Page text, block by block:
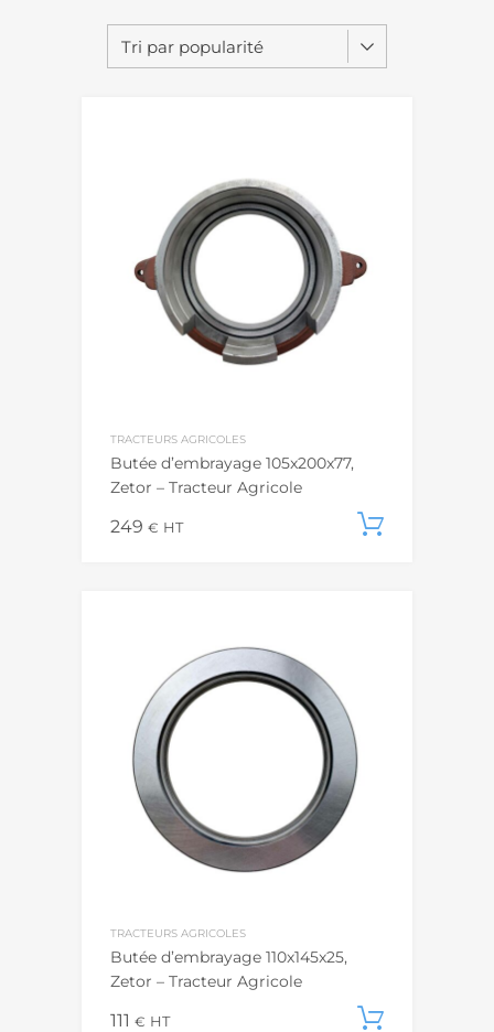
TRACTEURS AGRICOLES
Butée d’embrayage 105x200x77,
Zetor – Tracteur Agricole
249 € HT
TRACTEURS AGRICOLES
Butée d’embrayage 110x145x25,
Zetor – Tracteur Agricole
111 € HT